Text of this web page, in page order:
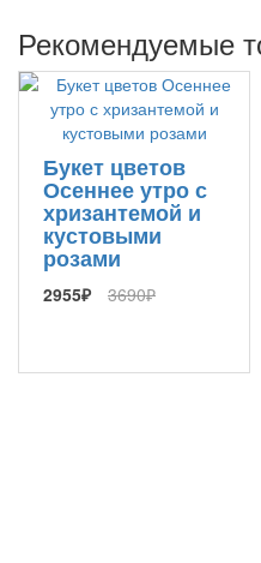
Рекомендуемые
Букет цветов
Осеннее утро с
хризантемой и
кустовыми
розами
2955₽ 3690₽